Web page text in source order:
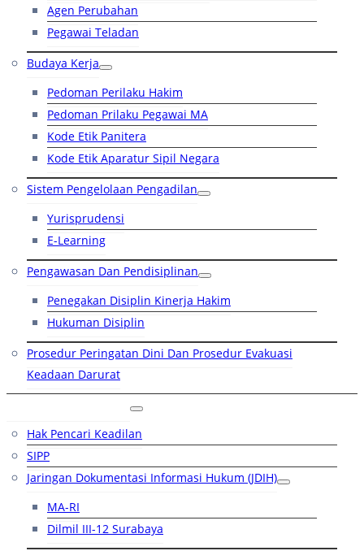
Agen Perubahan
Pegawai Teladan
Budaya Kerja
Pedoman Perilaku Hakim
Pedoman Prilaku Pegawai MA
Kode Etik Panitera
Kode Etik Aparatur Sipil Negara
Sistem Pengelolaan Pengadilan
Yurisprudensi
E-Learning
Pengawasan Dan Pendisiplinan
Penegakan Disiplin Kinerja Hakim
Hukuman Disiplin
Prosedur Peringatan Dini Dan Prosedur Evakuasi
Keadaan Darurat
Hak Pencari Keadilan
SIPP
Jaringan Dokumentasi Informasi Hukum (JDIH)
MA-RI
Dilmil III-12 Surabaya